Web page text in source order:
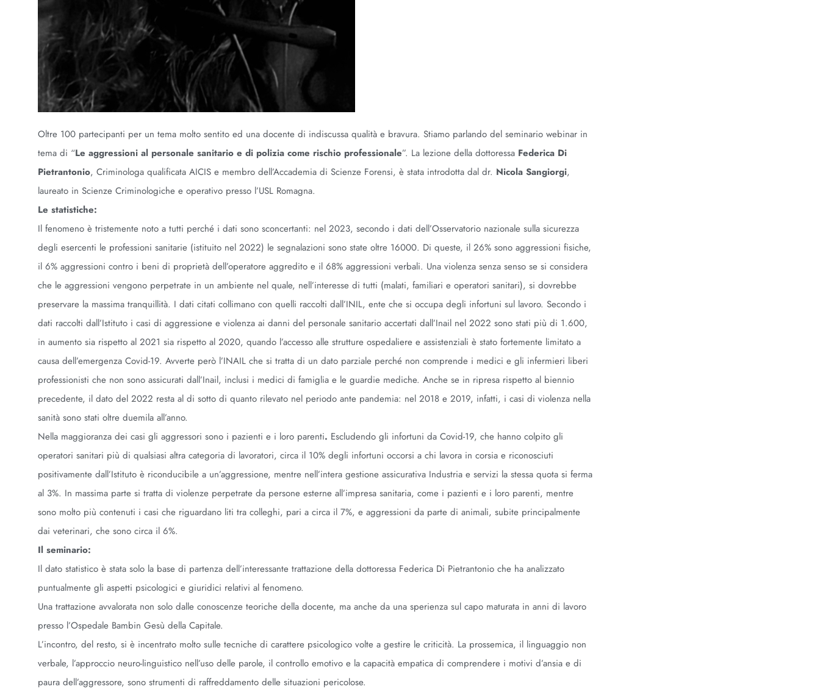
Oltre 100 partecipanti per un tema molto sentito ed una docente di indiscussa qualità e bravura. Stiamo parlando del seminario webinar in
tema di “Le aggressioni al personale sanitario e di polizia come rischio professionale”. La lezione della dottoressa Federica Di
Pietrantonio, Criminologa qualificata AICIS e membro dell’Accademia di Scienze Forensi, è stata introdotta dal dr. Nicola Sangiorgi,
laureato in Scienze Criminologiche e operativo presso l’USL Romagna.
Le statistiche:
Il fenomeno è tristemente noto a tutti perché i dati sono sconcertanti: nel 2023, secondo i dati dell’Osservatorio nazionale sulla sicurezza
degli esercenti le professioni sanitarie (istituito nel 2022) le segnalazioni sono state oltre 16000. Di queste, il 26% sono aggressioni fisiche,
il 6% aggressioni contro i beni di proprietà dell’operatore aggredito e il 68% aggressioni verbali. Una violenza senza senso se si considera
che le aggressioni vengono perpetrate in un ambiente nel quale, nell’interesse di tutti (malati, familiari e operatori sanitari), si dovrebbe
preservare la massima tranquillità. I dati citati collimano con quelli raccolti dall’INIL, ente che si occupa degli infortuni sul lavoro. Secondo i
dati raccolti dall’Istituto i casi di aggressione e violenza ai danni del personale sanitario accertati dall’Inail nel 2022 sono stati più di 1.600,
in aumento sia rispetto al 2021 sia rispetto al 2020, quando l’accesso alle strutture ospedaliere e assistenziali è stato fortemente limitato a
causa dell’emergenza Covid-19. Avverte però l’INAIL che si tratta di un dato parziale perché non comprende i medici e gli infermieri liberi
professionisti che non sono assicurati dall’Inail, inclusi i medici di famiglia e le guardie mediche. Anche se in ripresa rispetto al biennio
precedente, il dato del 2022 resta al di sotto di quanto rilevato nel periodo ante pandemia: nel 2018 e 2019, infatti, i casi di violenza nella
sanità sono stati oltre duemila all’anno.
Nella maggioranza dei casi gli aggressori sono i pazienti e i loro parenti. Escludendo gli infortuni da Covid-19, che hanno colpito gli
operatori sanitari più di qualsiasi altra categoria di lavoratori, circa il 10% degli infortuni occorsi a chi lavora in corsia e riconosciuti
positivamente dall’Istituto è riconducibile a un’aggressione, mentre nell’intera gestione assicurativa Industria e servizi la stessa quota si ferma
al 3%. In massima parte si tratta di violenze perpetrate da persone esterne all’impresa sanitaria, come i pazienti e i loro parenti, mentre
sono molto più contenuti i casi che riguardano liti tra colleghi, pari a circa il 7%, e aggressioni da parte di animali, subite principalmente
dai veterinari, che sono circa il 6%.
Il seminario:
Il dato statistico è stata solo la base di partenza dell’interessante trattazione della dottoressa Federica Di Pietrantonio che ha analizzato
puntualmente gli aspetti psicologici e giuridici relativi al fenomeno.
Una trattazione avvalorata non solo dalle conoscenze teoriche della docente, ma anche da una sperienza sul capo maturata in anni di lavoro
presso l’Ospedale Bambin Gesù della Capitale.
L’incontro, del resto, si è incentrato molto sulle tecniche di carattere psicologico volte a gestire le criticità. La prossemica, il linguaggio non
verbale, l’approccio neuro-linguistico nell’uso delle parole, il controllo emotivo e la capacità empatica di comprendere i motivi d’ansia e di
paura dell’aggressore, sono strumenti di raffreddamento delle situazioni pericolose.